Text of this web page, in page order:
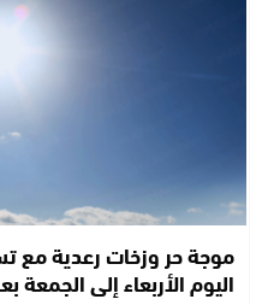
موجة حر وزخات رعدية مع
اليوم الأربعاء إلى